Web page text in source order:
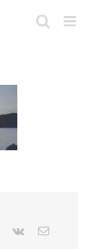
Pinterest
Vk
이